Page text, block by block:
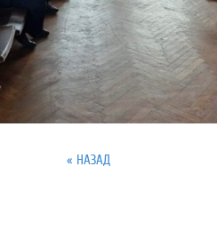
« НАЗАД